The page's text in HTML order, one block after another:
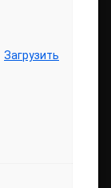
Загрузить